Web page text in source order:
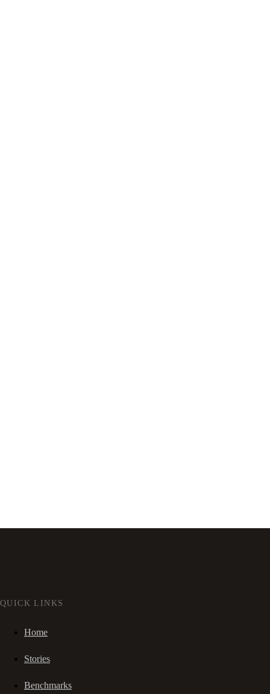
QUICK LINKS
Home
Stories
Benchmarks